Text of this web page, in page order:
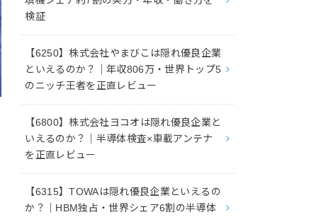
検証
【6250】株式会社やまびこは隠れ優良企業
といえるのか？｜年収806万・世界トップ5
のニッチ王者を正直レビュー
【6800】株式会社ヨコオは隠れ優良企業と
いえるのか？｜半導体検査×車載アンテナ
を正直レビュー
【6315】TOWAは隠れ優良企業といえるの
か？｜HBM独占・世界シェア6割の半導体